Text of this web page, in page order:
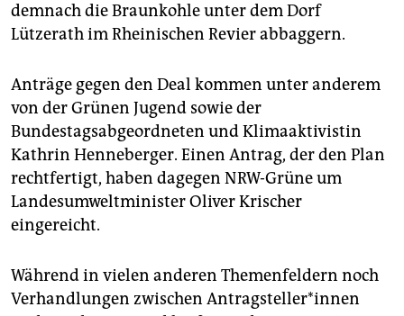
demnach die Braunkohle unter dem Dorf
Lützerath im Rheinischen Revier abbaggern.
Anträge gegen den Deal kommen unter anderem
von der Grünen Jugend sowie der
Bundestagsabgeordneten und Klimaaktivistin
Kathrin Henneberger. Einen Antrag, der den Plan
rechtfertigt, haben dagegen NRW-Grüne um
Landesumweltminister Oliver Krischer
eingereicht.
Während in vielen anderen Themenfeldern noch
Verhandlungen zwischen An­trag­stel­le­r*in­nen